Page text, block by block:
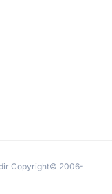
Copyright© 2006-